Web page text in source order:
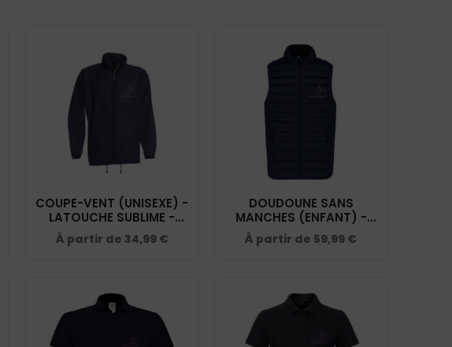
COUPE-VENT (UNISEXE) -
LATOUCHE SUBLIME -
NAVY - BC630
À partir de 34,99 €
DOUDOUNE SANS
MANCHES (ENFANT) -
LATOUCHE SUBLIME -
NAVY - K6115
À partir de 59,99 €